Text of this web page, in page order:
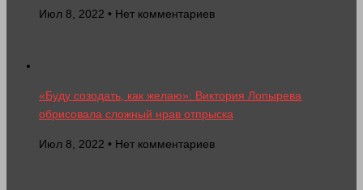
Июл 8, 2022 • Нет комментариев
«Буду созодать, как желаю»: Виктория Лопырева
обрисовала сложный нрав отпрыска
Июл 8, 2022 • Нет комментариев